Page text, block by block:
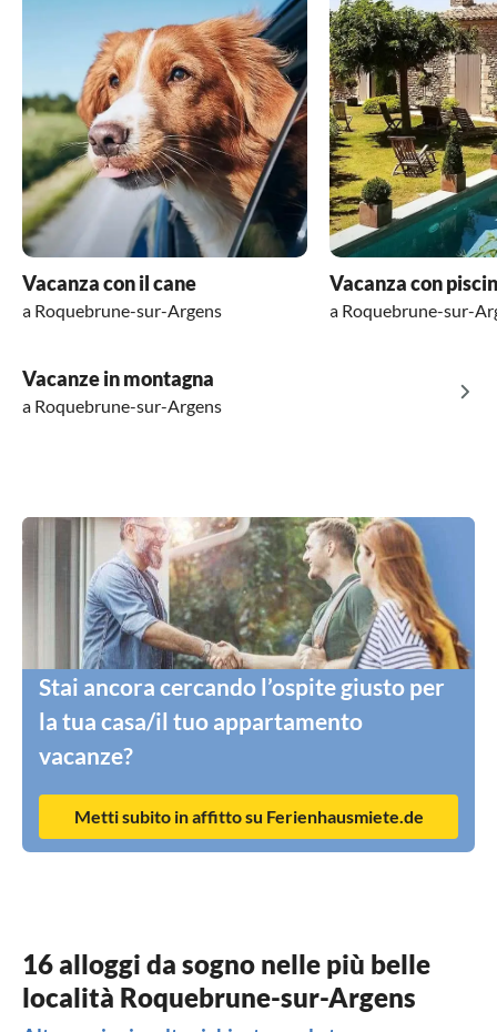
Vacanza con il cane
a Roquebrune-sur-Argens
Vacanza con
a Roquebrune-sur-
Vacanze in montagna
a Roquebrune-sur-Argens
Stai ancora cercando l’ospite giusto per
la tua casa/il tuo appartamento
vacanze?
Metti subito in affitto su Ferienhausmiete.de
16 alloggi da sogno nelle più belle
località Roquebrune-sur-Argens